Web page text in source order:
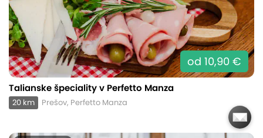
od 10,90 €
Talianske špeciality v Perfetto Manza
20 km Prešov, Perfetto Manza